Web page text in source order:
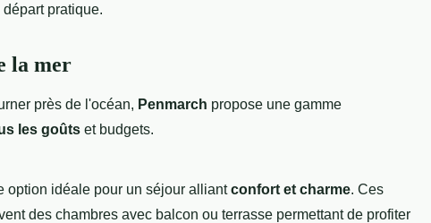
pratique.
la mer
près de l'océan, Penmarch propose une gamme
les goûts et budgets.
option idéale pour un séjour alliantconfort et charme. Ces
des chambres avec balcon ou terrasse permettant de profiter